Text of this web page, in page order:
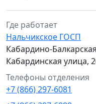
Где работает
Нальчикское ГОСП
Кабардино-
Кабардинская улица,
Телефоны отделения
+7 (866) 297-6081